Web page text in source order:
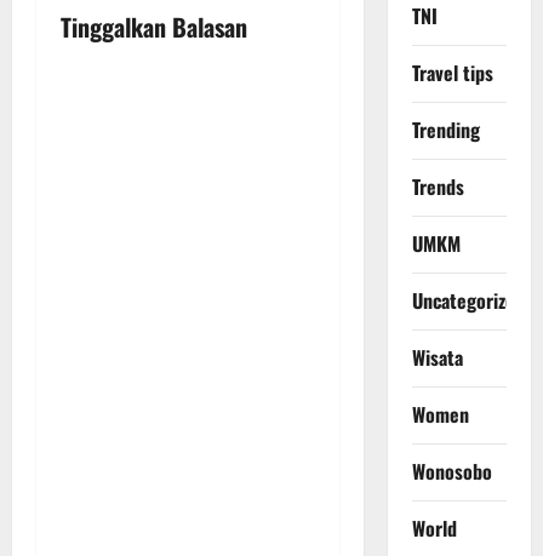
i
Tinggalkan Balasan
TNI
Travel tips
Trending
Trends
UMKM
Uncategorized
Wisata
Women
Wonosobo
World